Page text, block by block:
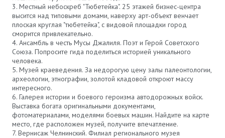
Местный небоскреб "Тюбетейка". 25 этажей бизнес-центра
высится над типовыми домами, наверху арт-объект венчает
плоская круглая "тюбетейка", с видовой площадки город
сморится привлекательно.
Ансамбль в честь Мусы Джалиля. Поэт и Герой Советского
Союза. Попросите гида поделиться историей уникального
человека.
Музей краеведения. За недорогую цену залы палеонтологии,
археологии, этнографии, золотой кладовой откроют массу
интересного.
Галерея истории и боевого героизма автодорожных войск.
Выставка богата оригинальными документами,
фотоматериалами, моделями боевых машин. Найдите на карте
место, где расположен музей, получите впечатление.
Вернисаж Челнинский. Филиал регионального музея